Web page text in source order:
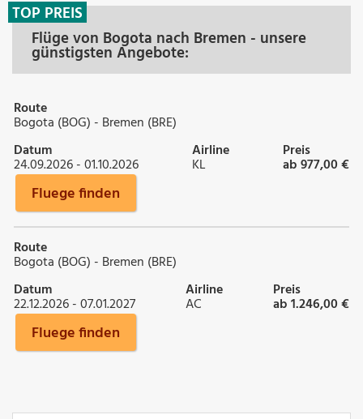
Flüge von Bogota nach Bremen - unsere
günstigsten Angebote:
TOP PREIS
Route
Bogota (BOG) - Bremen (BRE)
Datum
24.09.2026 - 01.10.2026
Airline
KL
Preis
ab 977,00 €
Fluege finden
Route
Bogota (BOG) - Bremen (BRE)
Datum
22.12.2026 - 07.01.2027
Airline
AC
Preis
ab 1.246,00 €
Fluege finden